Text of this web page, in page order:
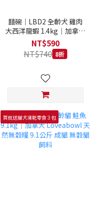
囍碗｜LBD2 全齡犬 雞肉
大西洋龍蝦 1.4kg｜加拿大
Loveabowl 天然無穀糧
1.4公斤 成犬 無穀狗飼料
NT$590
NT$740 8折
買就送貓犬凍乾零食３包